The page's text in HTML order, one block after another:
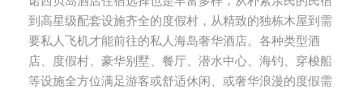
到高星级配套设施齐全的度假村，从精致的独栋木屋到需
要私人飞机才能前往的私人海岛奢华酒店。各种类型酒
店、度假村、豪华别墅、餐厅、潜水中心、海钓、穿梭船
等设施全方位满足游客或舒适休闲、或奢华浪漫的度假需